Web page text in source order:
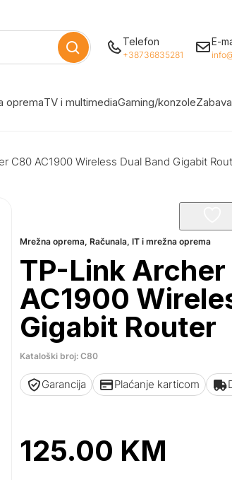
Telefon
+38736835281
E-
opremaTV i multimediaGaming/konzole
C80 AC1900 Wireless Dual Band Gigabit
Mrežna oprema,Računala, IT i mrežna oprema
TP-Link
AC1900
Gigabit Router
Kataloški broj: C80
Garancija Plaćanje karticom
125.00 KM